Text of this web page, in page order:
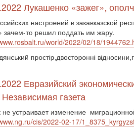
Лукашенко «зажег»,
настроений в закавказской
зачем-то решил поддать им жару.
world/2022/02/18/
простір,двосторонні
Евразийский
газета
не устраивает изменение
cis/2022-02-17/